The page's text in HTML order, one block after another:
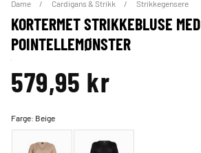
Dame Cardigans & Strikk Strikkegensere
KORTERMET STRIKKEBLUSE MED
POINTELLEMØNSTER
579,95 kr
Farge: Beige